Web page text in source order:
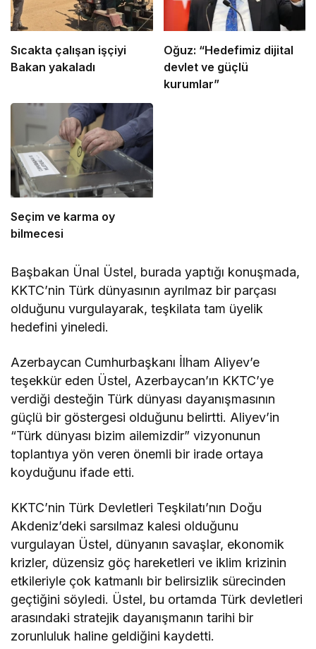
Sıcakta çalışan işçiyi
Bakan yakaladı
Oğuz: “Hedefimiz dijital
devlet ve güçlü
kurumlar”
Seçim ve karma oy
bilmecesi
Başbakan Ünal Üstel, burada yaptığı konuşmada,
KKTC’nin Türk dünyasının ayrılmaz bir parçası
olduğunu vurgulayarak, teşkilata tam üyelik
hedefini yineledi.
Azerbaycan Cumhurbaşkanı İlham Aliyev’e
teşekkür eden Üstel, Azerbaycan’ın KKTC’ye
verdiği desteğin Türk dünyası dayanışmasının
güçlü bir göstergesi olduğunu belirtti. Aliyev’in
“Türk dünyası bizim ailemizdir” vizyonunun
toplantıya yön veren önemli bir irade ortaya
koyduğunu ifade etti.
KKTC’nin Türk Devletleri Teşkilatı’nın Doğu
Akdeniz’deki sarsılmaz kalesi olduğunu
vurgulayan Üstel, dünyanın savaşlar, ekonomik
krizler, düzensiz göç hareketleri ve iklim krizinin
etkileriyle çok katmanlı bir belirsizlik sürecinden
geçtiğini söyledi. Üstel, bu ortamda Türk devletleri
arasındaki stratejik dayanışmanın tarihi bir
zorunluluk haline geldiğini kaydetti.